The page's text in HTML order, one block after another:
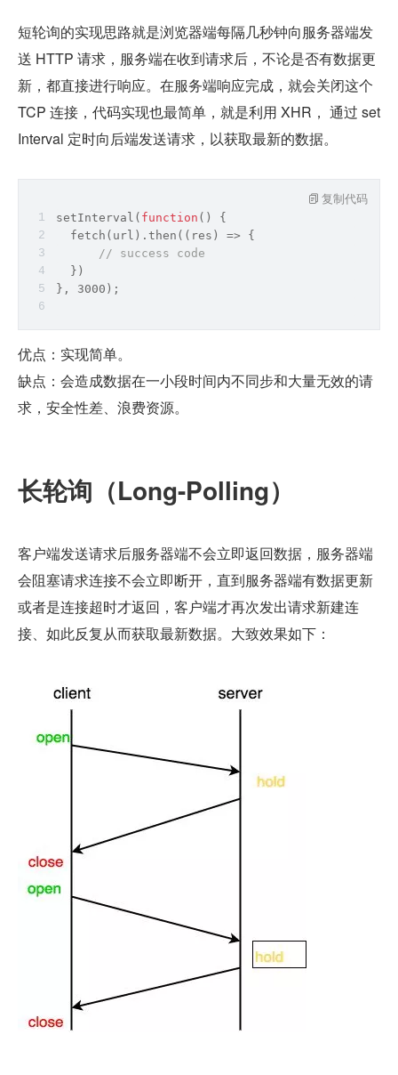
短轮询的实现思路就是浏览器端每隔几秒钟向服务器端发
送 HTTP 请求，服务端在收到请求后，不论是否有数据更
新，都直接进行响应。在服务端响应完成，就会关闭这个
TCP 连接，代码实现也最简单，就是利用 XHR， 通过 set
Interval 定时向后端发送请求，以获取最新的数据。
setInterval ( function ( ) {
  fetch(url).then(
( res ) => {
// success code
  })
}, 3000);
复制代码
优点：实现简单。
缺点：会造成数据在一小段时间内不同步和大量无效的请
求，安全性差、浪费资源。
长轮询（Long-Polling）
客户端发送请求后服务器端不会立即返回数据，服务器端
会阻塞请求连接不会立即断开，直到服务器端有数据更新
或者是连接超时才返回，客户端才再次发出请求新建连
接、如此反复从而获取最新数据。大致效果如下：